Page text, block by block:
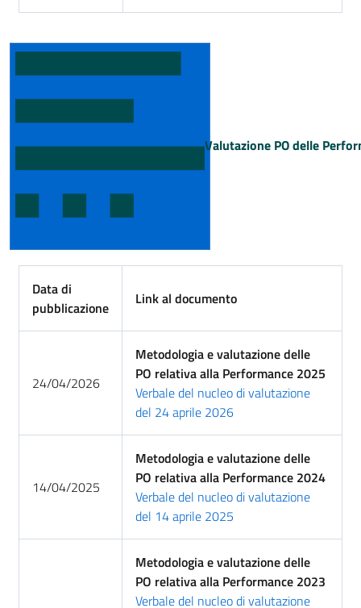
Valutazione PO delle
Data di
pubblicazione
Link al documento
24/04/2026
Metodologia e valutazione delle
PO relativa alla Performance 2025
Verbale del nucleo di valutazione
del 24 aprile 2026
14/04/2025
Metodologia e valutazione delle
PO relativa alla Performance 2024
Verbale del nucleo di valutazione
del 14 aprile 2025
Metodologia e valutazione delle
PO relativa alla Performance 2023
Verbale del nucleo di valutazione